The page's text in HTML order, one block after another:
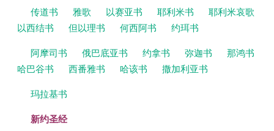
传道书
雅歌 以赛亚书 耶利米书
耶利米哀歌
以西结书
但以理书 何西阿书
约珥书
阿摩司书
俄巴底亚书 约拿书 弥迦书
那鸿书
哈巴谷书
西番雅书 哈该书
撒加利亚书
玛拉基书
新约圣经